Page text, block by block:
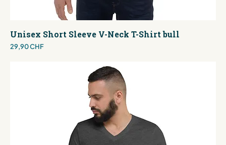
Unisex Short Sleeve V-Neck T-Shirt bull
Preis
29,90 CHF